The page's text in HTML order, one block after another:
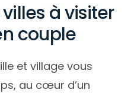
à visiter
couple
et village vous
au cœur d’un